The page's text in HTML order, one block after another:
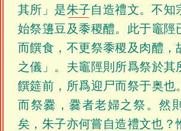
其所」是朱子自造禮文。不知
始祭籩豆及黍稷醴。此于竈陘
而饌食，不更祭黍稷及肉醴，
之儀」。夫竈陘則所爲祭於其
饌筵前，所爲迎尸而祭于奥也
而祭爨，爨者老婦之祭。然
矣， 朱子亦何嘗自造禮文也？